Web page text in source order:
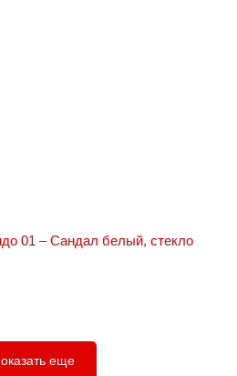
01 – Сандал белый, стекло
еще